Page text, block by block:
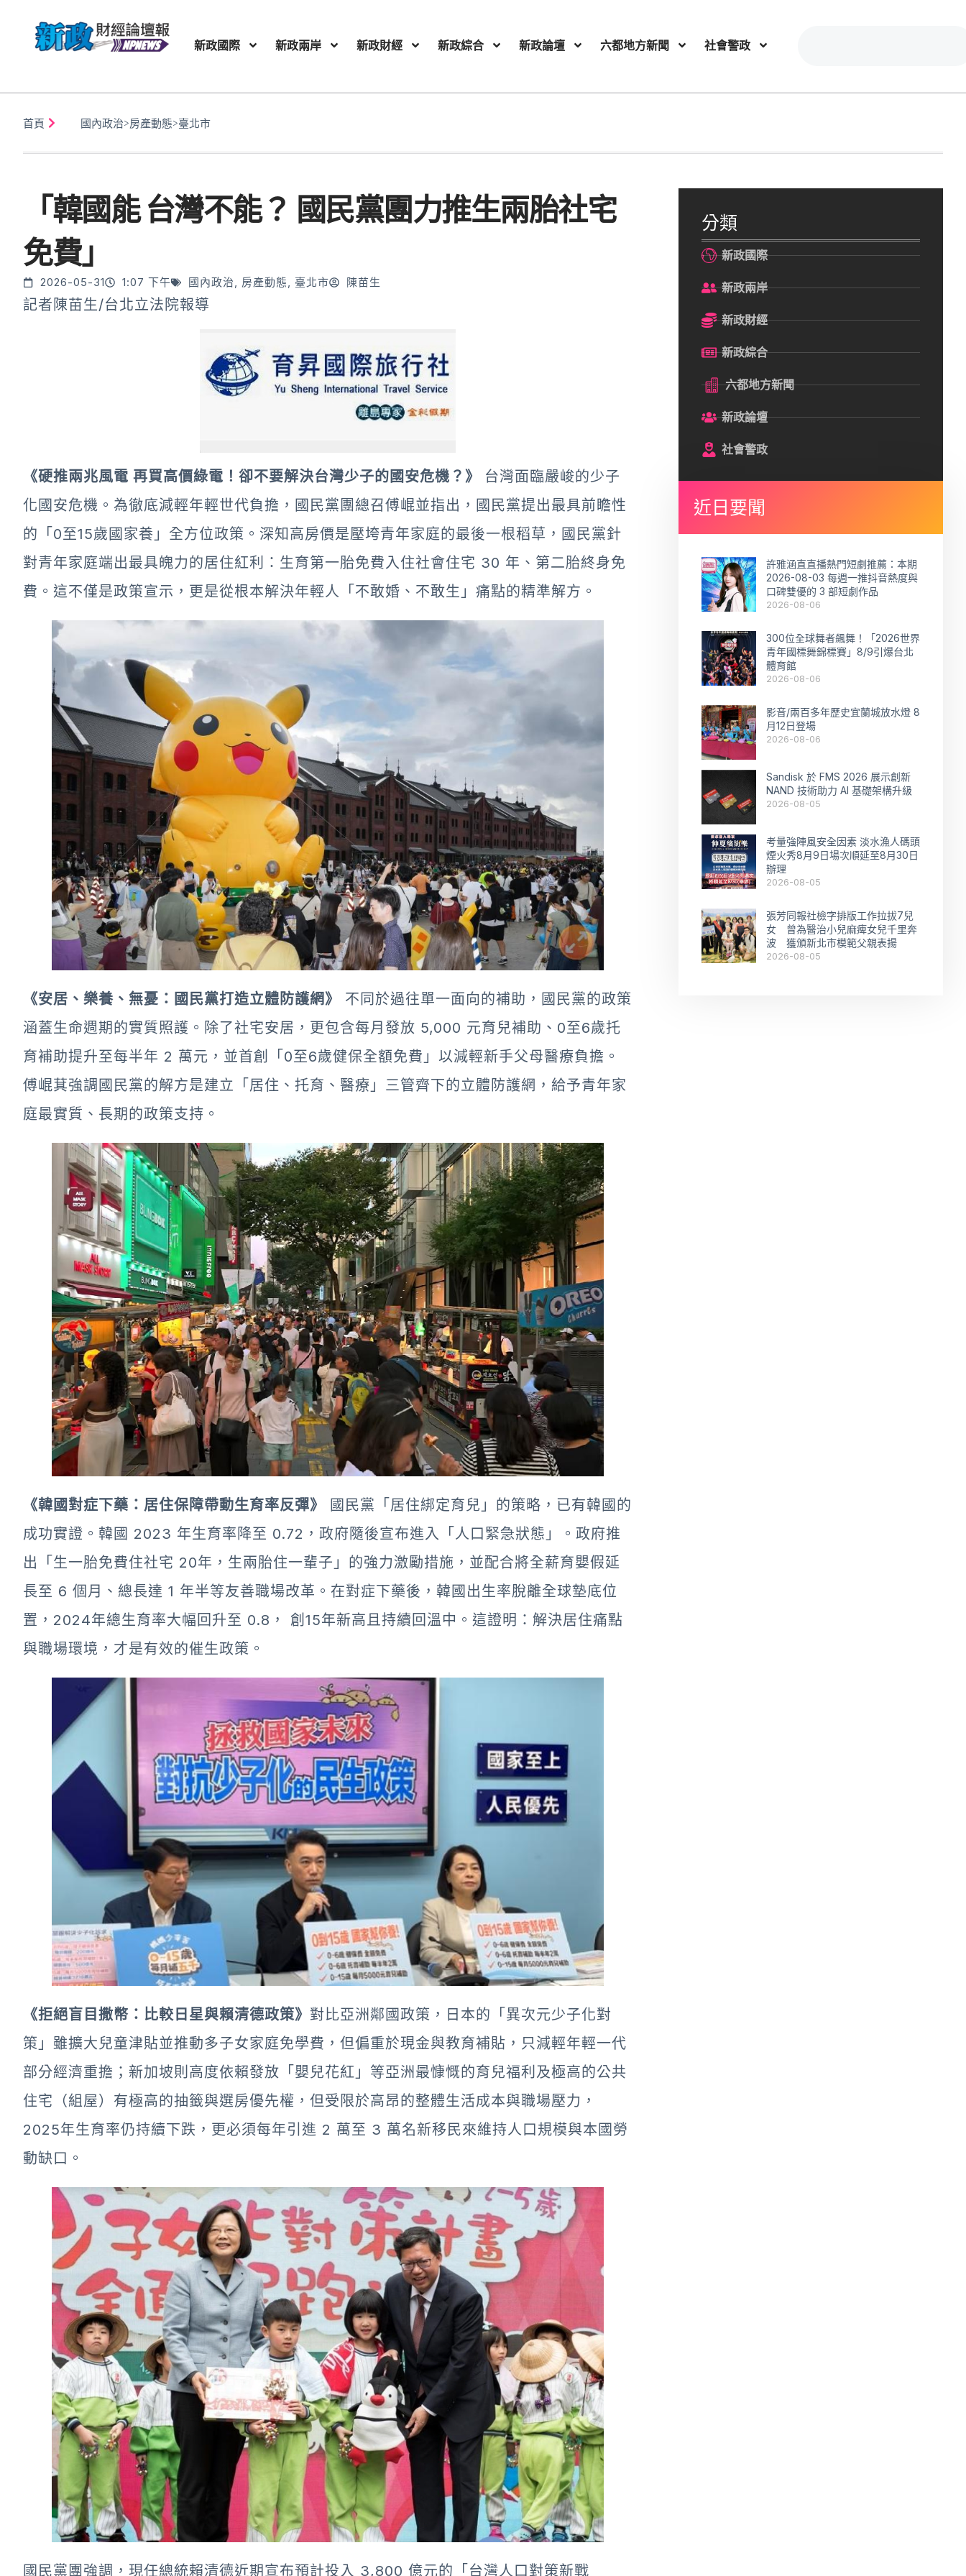
新政國際 新政兩岸 新政財經 新政綜合 新政論壇 六都地方新聞 社會警政
首頁 國內政治>房產動態>臺北市
「韓國能 台灣不能？ 國民黨團力推生兩胎社宅
免費」
2026-05-31 1:07 下午 國內政治, 房產動態, 臺北市 陳苗生
記者陳苗生/台北立法院報導
《硬推兩兆風電 再買高價綠電！卻不要解決台灣少子的國安危機？》 台灣面臨嚴峻的少子
化國安危機。為徹底減輕年輕世代負擔，國民黨團總召傅崐並指出，國民黨提出最具前瞻性
的「0至15歲國家養」全方位政策。深知高房價是壓垮青年家庭的最後一根稻草，國民黨針
對青年家庭端出最具魄力的居住紅利：生育第一胎免費入住社會住宅 30 年、第二胎終身免
費。這不僅是政策宣示，更是從根本解決年輕人「不敢婚、不敢生」痛點的精準解方。
《安居、樂養、無憂：國民黨打造立體防護網》
不同於過往單一面向的補助，國民黨的政策
涵蓋生命週期的實質照護。除了社宅安居，更包含每月發放 5,000 元育兒補助、0至6歲托
育補助提升至每半年 2 萬元，並首創「0至6歲健保全額免費」以減輕新手父母醫療負擔。
傅崐萁強調國民黨的解方是建立「居住、托育、醫療」三管齊下的立體防護網，給予青年家
庭最實質、長期的政策支持。
《韓國對症下藥：居住保障帶動生育率反彈》
國民黨「居住綁定育兒」的策略，已有韓國的
成功實證。韓國 2023 年生育率降至 0.72，政府隨後宣布進入「人口緊急狀態」。政府推
出「生一胎免費住社宅 20年，生兩胎住一輩子」的強力激勵措施，並配合將全薪育嬰假延
長至 6 個月、總長達 1 年半等友善職場改革。在對症下藥後，韓國出生率脫離全球墊底位
置，2024年總生育率大幅回升至 0.8， 創15年新高且持續回溫中。這證明：解決居住痛點
與職場環境，才是有效的催生政策。
《拒絕盲目撒幣：比較日星與賴清德政策》 對比亞洲鄰國政策，日本的「異次元少子化對
策」雖擴大兒童津貼並推動多子女家庭免學費，但偏重於現金與教育補貼，只減輕年輕一代
部分經濟重擔；新加坡則高度依賴發放「嬰兒花紅」等亞洲最慷慨的育兒福利及極高的公共
住宅（組屋）有極高的抽籤與選房優先權，但受限於高昂的整體生活成本與職場壓力，
2025年生育率仍持續下跌，更必須每年引進 2 萬至 3 萬名新移民來維持人口規模與本國勞
動缺口。
國民黨團強調，現任總統賴清德近期宣布預計投入 3,800 億元的「台灣人口對策新戰
分類
新政國際
新政兩岸
新政財經
新政綜合
六都地方新聞
新政論壇
社會警政
近日要聞
許雅涵直直播熱門短劇推薦：本期
2026-08-03 每週一推抖音熱度與
口碑雙優的 3 部短劇作品
2026-08-06
300位全球舞者飆舞！「2026世界
青年國標舞錦標賽」8/9引爆台北
體育館
2026-08-06
影音/兩百多年歷史宜蘭城放水燈 8
月12日登場
2026-08-06
Sandisk 於 FMS 2026 展示創新
NAND 技術助力 AI 基礎架構升級
2026-08-05
考量強陣風安全因素 淡水漁人碼頭
煙火秀8月9日場次順延至8月30日
辦理
2026-08-05
張芳同報社檢字排版工作拉拔7兒
女 曾為醫治小兒麻痺女兒千里奔
波 獲頒新北市模範父親表揚
2026-08-05